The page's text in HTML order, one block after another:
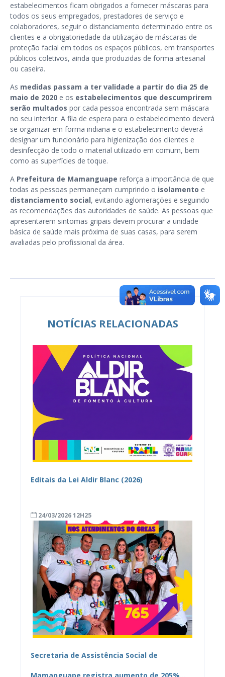
estabelecimentos ficam obrigados a fornecer máscaras para
todos os seus empregados, prestadores de serviço e
colaboradores, seguir o distanciamento determinado entre os
clientes e a obrigatoriedade da utilização de máscaras de
proteção facial em todos os espaços públicos, em transportes
públicos coletivos, ainda que produzidas de forma artesanal
ou caseira.
As medidas passam a ter validade a partir do dia 25 de
maio de 2020 e os estabelecimentos que descumprirem
serão multados por cada pessoa encontrada sem máscara
no seu interior. A fila de espera para o estabelecimento deverá
se organizar em forma indiana e o estabelecimento deverá
designar um funcionário para higienização dos clientes e
desinfecção de todo o material utilizado em comum, bem
como as superfícies de toque.
A Prefeitura de Mamanguape reforça a importância de que
todas as pessoas permaneçam cumprindo o isolamento e
distanciamento social, evitando aglomerações e seguindo
as recomendações das autoridades de saúde. As pessoas que
apresentarem sintomas gripais devem procurar a unidade
básica de saúde mais próxima de suas casas, para serem
avaliadas pelo profissional da área.
NOTÍCIAS RELACIONADAS
Editais da Lei Aldir Blanc (2026)
24/03/2026 12H25
Secretaria de Assistência Social de